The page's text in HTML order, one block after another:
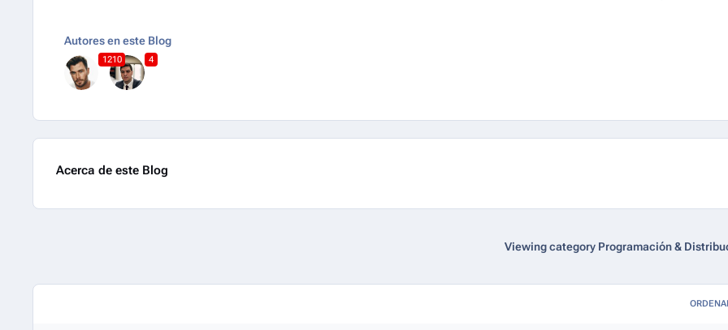
Autores en este Blog
1210 4
Acerca de este Blog
Viewing category Programación &
Entries in this blog